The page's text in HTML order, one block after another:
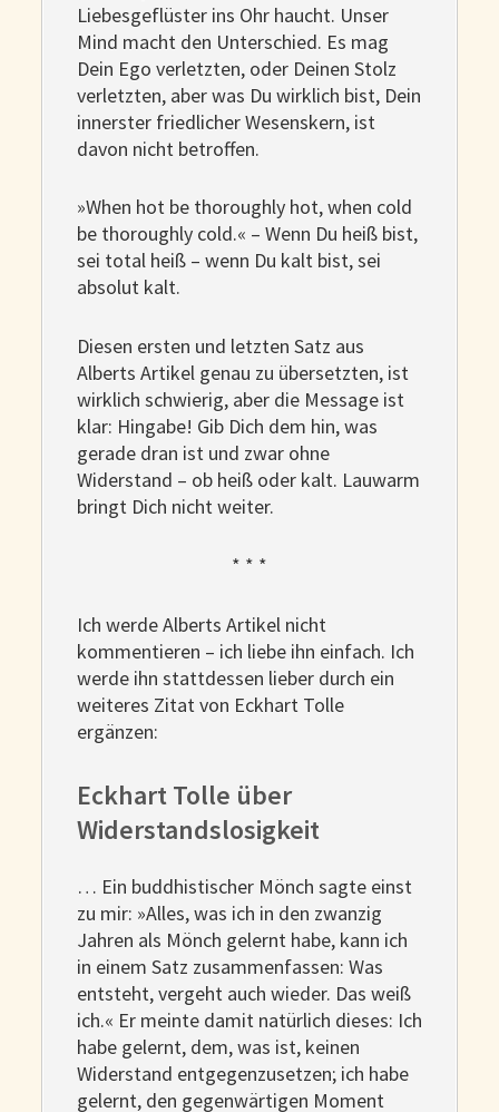
Liebesgeflüster ins Ohr haucht. Unser
Mind macht den Unterschied. Es mag
Dein Ego verletzten, oder Deinen Stolz
verletzten, aber was Du wirklich bist, Dein
innerster friedlicher Wesenskern, ist
davon nicht betroffen.
»When hot be thoroughly hot, when cold
be thoroughly cold.« – Wenn Du heiß bist,
sei total heiß – wenn Du kalt bist, sei
absolut kalt.
Diesen ersten und letzten Satz aus
Alberts Artikel genau zu übersetzten, ist
wirklich schwierig, aber die Message ist
klar: Hingabe! Gib Dich dem hin, was
gerade dran ist und zwar ohne
Widerstand – ob heiß oder kalt. Lauwarm
bringt Dich nicht weiter.
* * *
Ich werde Alberts Artikel nicht
kommentieren – ich liebe ihn einfach. Ich
werde ihn stattdessen lieber durch ein
weiteres Zitat von Eckhart Tolle
ergänzen:
Eckhart Tolle über
Widerstandslosigkeit
… Ein buddhistischer Mönch sagte einst
zu mir: »Alles, was ich in den zwanzig
Jahren als Mönch gelernt habe, kann ich
in einem Satz zusammenfassen: Was
entsteht, vergeht auch wieder. Das weiß
ich.« Er meinte damit natürlich dieses: Ich
habe gelernt, dem, was ist, keinen
Widerstand entgegenzusetzen; ich habe
gelernt, den gegenwärtigen Moment